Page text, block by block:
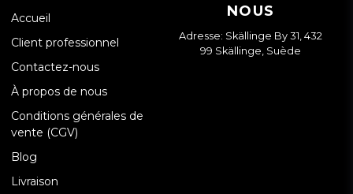
Accueil
Client professionnel
Contactez-nous
À propos de nous
Conditions générales de
vente (CGV)
Blog
Livraison
NOUS
Adresse: Skällinge By 31, 432
99 Skällinge, Suède